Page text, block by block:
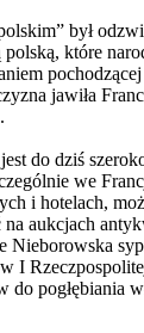
był
które
jawiła
do dziś
we
i hotelach,
aukcjach
Nieborowska
I
do pogłębiania